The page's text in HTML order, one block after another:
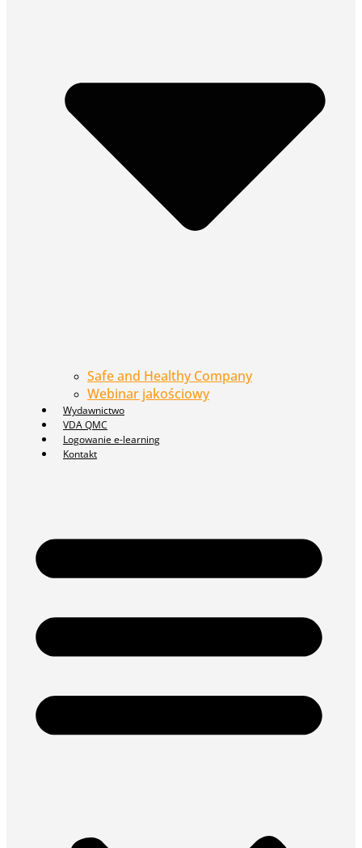
Safe and Healthy Company
Webinar jakościowy
Wydawnictwo
VDA QMC
Logowanie e-learning
Kontakt